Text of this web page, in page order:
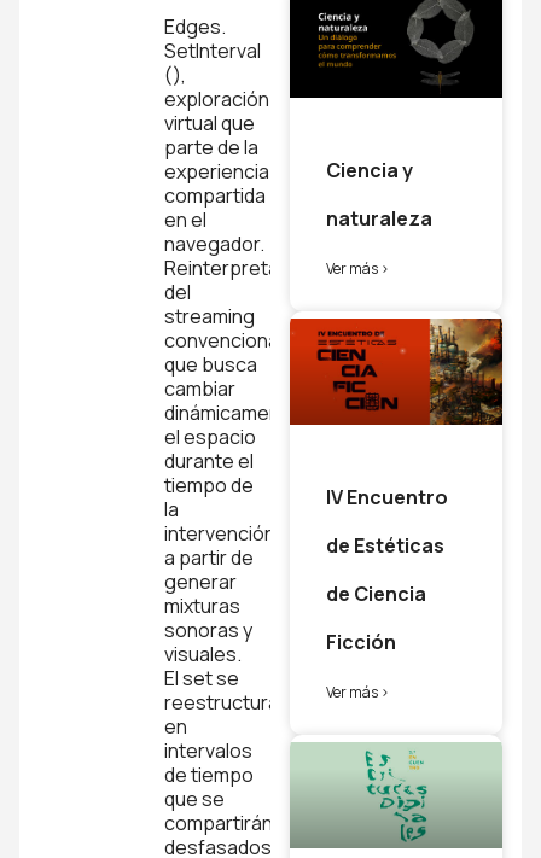
Edges.
SetInterval
(),
exploración
virtual que
parte de la
experiencia
compartida
en el
navegador.
Reinterpretación
del
streaming
convencional
que busca
cambiar
dinámicamente
el espacio
durante el
tiempo de
la
intervención,
a partir de
generar
mixturas
sonoras y
visuales.
El set se
reestructura
en
intervalos
de tiempo
que se
compartirán
desfasados
Ciencia y
naturaleza
Ver más >
IV Encuentro
de Estéticas
de Ciencia
Ficción
Ver más >